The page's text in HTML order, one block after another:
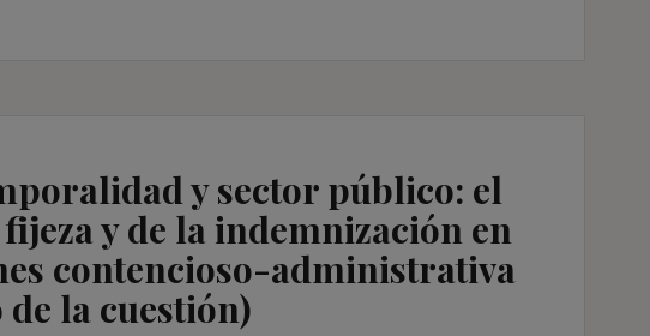
y sector público: el
y de la indemnización en
contencioso-administrativa
de la cuestión)